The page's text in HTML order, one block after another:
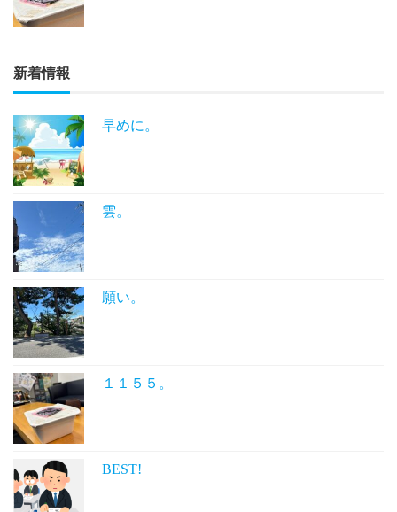
新着情報
早めに。
雲。
願い。
１１５５。
BEST!